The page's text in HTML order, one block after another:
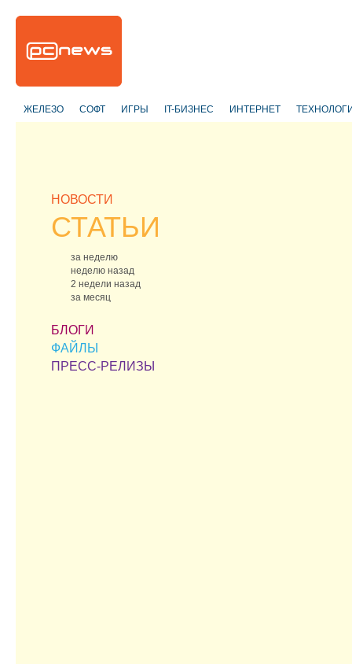
ЖЕЛЕЗО СОФТ ИГРЫ IT-БИЗНЕС ИНТЕРНЕТ
НОВОСТИ
СТАТЬИ
за неделю
неделю назад
2 недели назад
за месяц
БЛОГИ
ФАЙЛЫ
ПРЕСС-РЕЛИЗЫ